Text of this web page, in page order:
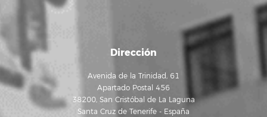
Dirección
Avenida de la Trinidad, 61
Apartado Postal 456
38200, San Cristóbal de La Laguna
Santa Cruz de Tenerife - España